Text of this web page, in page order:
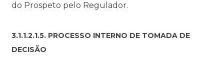
do Prospeto pelo Regulador.
3.1.1.2.1.5. PROCESSO INTERNO DE TOMADA DE
DECISÃO